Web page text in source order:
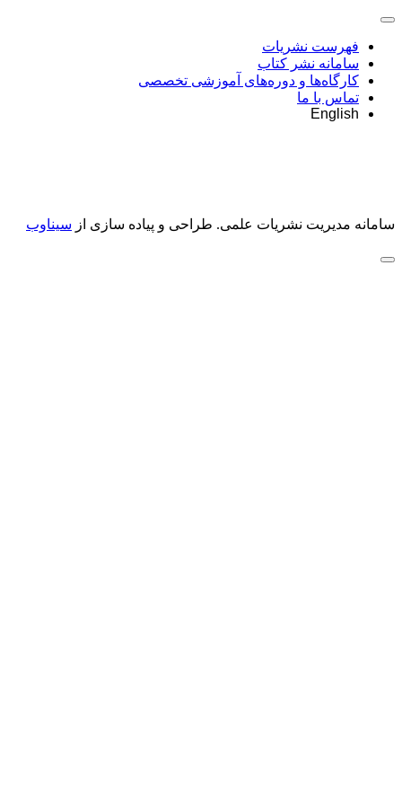
فهرست نشریات
سامانه نشر کتاب
کارگاه‌ها و دوره‌های آموزشی تخصصی
تماس با ما
English
سامانه مدیریت نشریات علمی. طراحی و پیاده سازی از سیناوب